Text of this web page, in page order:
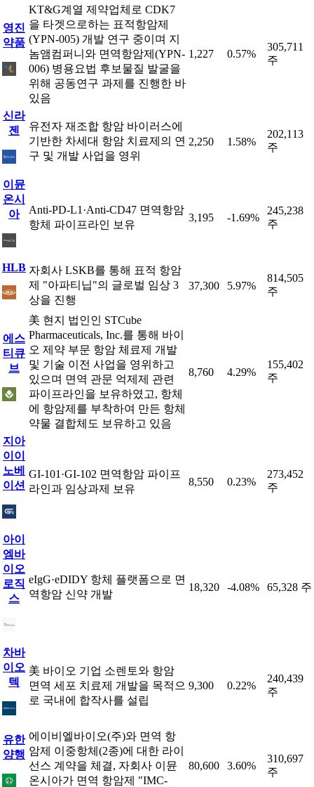
영진
약품
KT&G계열 제약업체로 CDK7
을 타겟으로하는 표적항암제
(YPN-005) 개발 연구 중이며 지
놈앰컴퍼니와 면역항암제(YPN-
006) 병용요법 후보물질 발굴을
위해 공동연구 과제를 진행한 바
있음
1,227 0.57%
305,711
주
신라
젠
유전자 재조합 항암 바이러스에
기반한 차세대 항암 치료제의 연
구 및 개발 사업을 영위
2,250 1.58%
202,113
주
이뮨
온시
아
Anti-PD-L1·Anti-CD47 면역항암
항체 파이프라인 보유
3,195 -1.69%
245,238
주
HLB 자회사 LSKB를 통해 표적 항암
제 "아파티닙"의 글로벌 임상 3
상을 진행
37,300 5.97%
814,505
주
에스
티큐
브
美 현지 법인인 STCube
Pharmaceuticals, Inc.를 통해 바이
오 제약 부문 항암 체료제 개발
및 기술 이전 사업을 영위하고
있으며 면역 관문 억제제 관련
파이프라인을 보유하였고, 항체
에 항암제를 부착하여 만든 항체
약물 결합체도 보유하고 있음
8,760 4.29%
155,402
주
지아
이이
노베
이션
GI-101·GI-102 면역항암 파이프
라인과 임상과제 보유
8,550 0.23%
273,452
주
아이
엠바
이오
로직
스
eIgG·eDIDY 항체 플랫폼으로 면
역항암 신약 개발
18,320 -4.08% 65,328 주
차바
이오
텍
美 바이오 기업 소렌토와 항암
면역 세포 치료제 개발을 목적으
로 국내에 합작사를 설립
9,300 0.22%
240,439
주
유한
양행
에이비엘바이오(주)와 면역 항
암제 이중항체(2종)에 대한 라이
선스 계약을 체결, 자회사 이뮨
온시아가 면역 항암제 "IMC-
80,600 3.60%
310,697
주